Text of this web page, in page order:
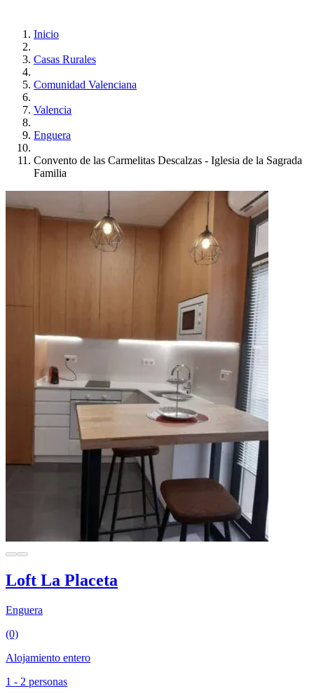
Inicio
Casas Rurales
Comunidad Valenciana
Valencia
Enguera
Convento de las Carmelitas Descalzas - Iglesia de la Sagrada
Familia
Loft La Placeta
Enguera
(0)
Alojamiento entero
1 - 2 personas